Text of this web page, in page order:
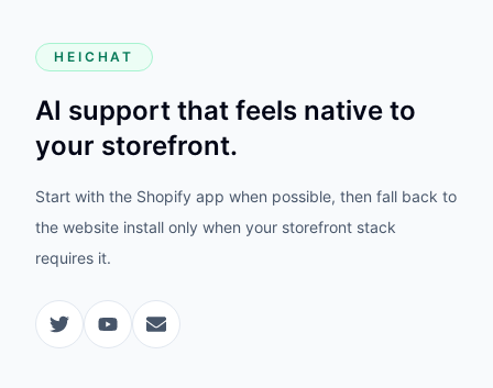
HEICHAT
AI support that feels native to
your storefront.
Start with the Shopify app when possible, then fall back to
the website install only when your storefront stack
requires it.